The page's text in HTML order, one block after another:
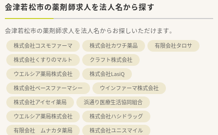
会津若松市の薬剤師求人を法人名から探す
会津若松市の薬剤師求人を法人名からお探しいただけます。
株式会社コスモファーマ 株式会社カワチ薬品
有限会社タロサ
株式会社くすりのマルト
クラフト株式会社
ウエルシア薬局株式会社
株式会社LasiQ
株式会社ベースファーマシー
ウインファーマ株式会社
株式会社アイセイ薬局
浜通り医療生活協同組合
ウエルシア薬局株式会社
株式会社ハシドラッグ
有限会社 ムナカタ薬局
株式会社ユニスマイル